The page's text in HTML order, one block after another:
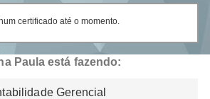
certificado até o momento.
Paula está fazendo:
Gerencial